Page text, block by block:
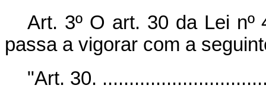
Art. 3º O art. 30 da Lei nº
passa a vigorar com a
"Art. 30.